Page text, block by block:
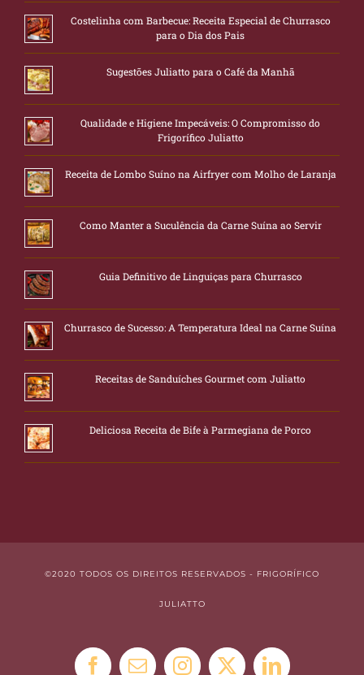
Costelinha com Barbecue: Receita Especial de Churrasco
para o Dia dos Pais
Sugestões Juliatto para o Café da Manhã
Qualidade e Higiene Impecáveis: O Compromisso do
Frigorífico Juliatto
Receita de Lombo Suíno na Airfryer com Molho de Laranja
Como Manter a Suculência da Carne Suína ao Servir
Guia Definitivo de Linguiças para Churrasco
Churrasco de Sucesso: A Temperatura Ideal na Carne Suína
Receitas de Sanduíches Gourmet com Juliatto
Deliciosa Receita de Bife à Parmegiana de Porco
©2020 TODOS OS DIREITOS RESERVADOS - FRIGORÍFICO
JULIATTO